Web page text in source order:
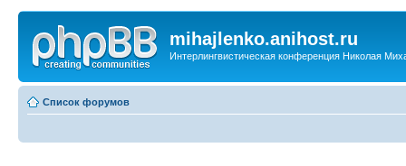
mihajlenko.anihost.ru
Интерлингвистическая конференция Николая
Список форумов